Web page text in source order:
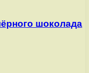
шоколада